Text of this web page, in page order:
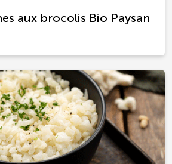
aux brocolis Bio Paysan